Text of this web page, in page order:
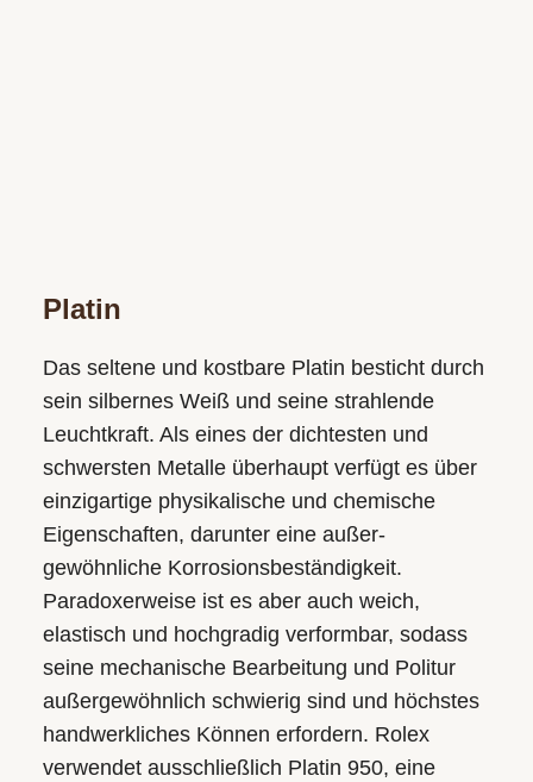
Platin
Das seltene und kostbare Platin besticht durch
sein silbernes Weiß und seine strahlende
Leuchtkraft. Als eines der dichtesten und
schwersten Metalle überhaupt verfügt es über
einzigartige physikalische und chemische
Eigenschaften, darunter eine außer­
gewöhnliche Korrosions­beständigkeit.
Paradoxerweise ist es aber auch weich,
elastisch und hochgradig verformbar, sodass
seine mechanische Bearbeitung und Politur
außergewöhnlich schwierig sind und höchstes
handwerkliches Können erfordern. Rolex
verwendet ausschließlich Platin 950, eine